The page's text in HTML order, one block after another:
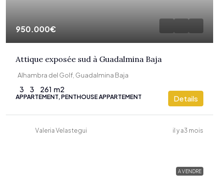
950.000€
Attique exposée sud à Guadalmina Baja
Alhambra del Golf, Guadalmina Baja
3 3 261 m2
APPARTEMENT, PENTHOUSE APPARTEMENT Details
Valeria Velastegui il y a3 mois
A VENDRE